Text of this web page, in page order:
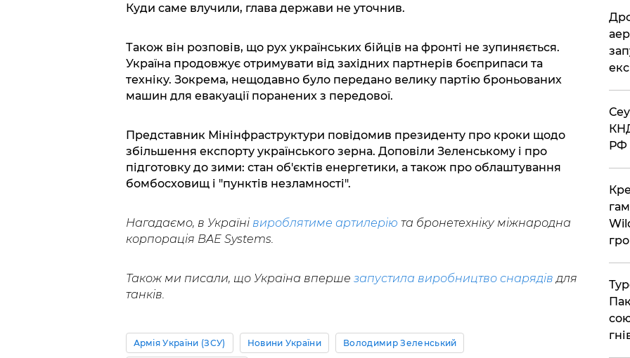
Куди саме влучили, глава держави не уточнив.
Також він розповів, що рух українських бійців на фронті не зупиняється.
Україна продовжує отримувати від західних партнерів боєприпаси та
техніку. Зокрема, нещодавно було передано велику партію броньованих
машин для евакуації поранених з передової.
Представник Мінінфраструктури повідомив президенту про кроки щодо
збільшення експорту українського зерна. Доповіли Зеленському і про
підготовку до зими: стан об'єктів енергетики, а також про облаштування
бомбосховищ і "пунктів незламності".
Нагадаємо, в Україні вироблятиме артилерію та бронетехніку міжнародна
корпорація BAE Systems.
Також ми писали, що Україна вперше запустила виробництво снарядів для
танків.
Армія України (ЗСУ) Новини України Володимир Зеленський
РФ